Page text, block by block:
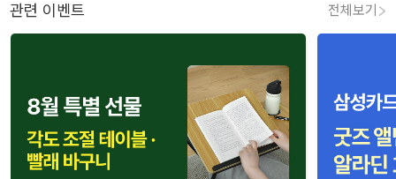
관련 이벤트 전체보기